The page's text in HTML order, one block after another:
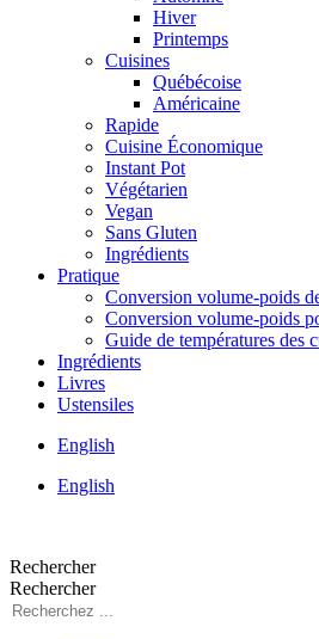
Hiver
Printemps
Cuisines
Québécoise
Américaine
Rapide
Cuisine Économique
Instant Pot
Végétarien
Vegan
Sans Gluten
Ingrédients
Pratique
Conversion volume-poids
Conversion volume-poids
Guide de températures des
Ingrédients
Livres
Ustensiles
English
English
Rechercher
Rechercher